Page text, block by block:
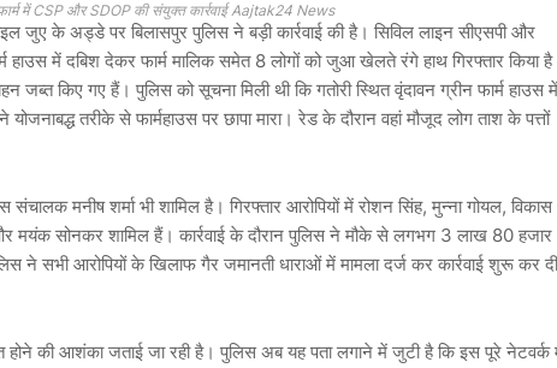
फार्म में CSP और SDOP की संयुक्त कार्रवाई Aajtak24 News
जुए के अड्डे पर बिलासपुर पुलिस ने बड़ी कार्रवाई की है। सिविल लाइन सीएसपी और
हाउस में दबिश देकर फार्म मालिक समेत 8 लोगों को जुआ खेलते रंगे हाथ गिरफ्तार किया
जब्त किए गए हैं। पुलिस को सूचना मिली थी कि गतोरी स्थित वृंदावन ग्रीन फार्म हाउस में
तरीके से फार्महाउस पर छापा मारा। रेड के दौरान वहां मौजूद लोग ताश के पत्तों
मनीष शर्मा भी शामिल है। गिरफ्तार आरोपियों में रोशन सिंह, मुन्ना गोयल, विकास
मयंक सोनकर शामिल हैं। कार्रवाई के दौरान पुलिस ने मौके से लगभग 3 लाख 80 हजार
ने सभी आरोपियों के खिलाफ गैर जमानती धाराओं में मामला दर्ज कर कार्रवाई शुरू कर दी
होने की आशंका जताई जा रही है। पुलिस अब यह पता लगाने में जुटी है कि इस पूरे नेटवर्क